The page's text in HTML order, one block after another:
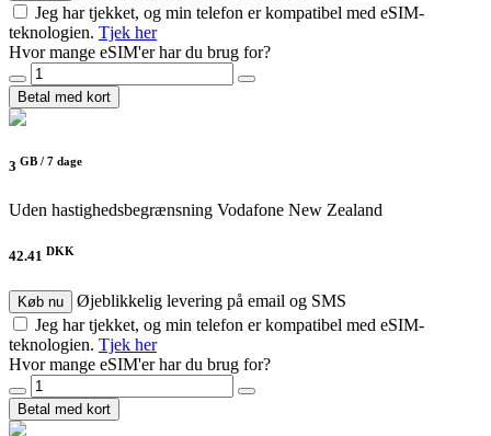
Jeg har tjekket, og min telefon er kompatibel med eSIM-
teknologien. Tjek her
Hvor mange eSIM'er har du brug for?
Betal med kort
3 GB / 7 dage
Uden hastighedsbegrænsning Vodafone New Zealand
42.41 DKK
Køb nu
Øjeblikkelig levering på email og SMS
Jeg har tjekket, og min telefon er kompatibel med eSIM-
teknologien. Tjek her
Hvor mange eSIM'er har du brug for?
Betal med kort